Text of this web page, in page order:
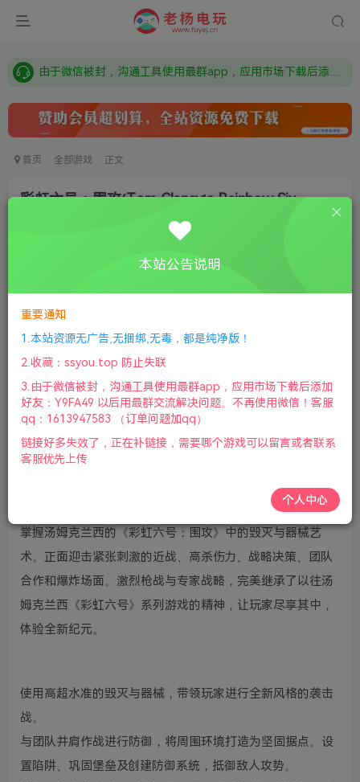
需要什么游戏请联系客服，若链接失效请联系客服，百度网盘边上的激活码也是解压密码
由于微信被封，沟通工具使用最群app，应用市场下载后添加好友：Y9FA49 以后用最群交流解决问题。不再使用微信！
首页 全部游戏 正文
彩虹六号：围攻(Tom Clancy’s Rainbow Six
①下载安装教程
库下载 ④ DX修复下载
版本介绍：v20181220版|容量126G|整合风城行动.高清材
质包|官方简体中文|支持键盘.鼠标.手柄|2022年01月02号更
新
游戏视频预览： 点击查看
掌握汤姆克兰西的《彩虹六号：围攻》中的毁灭与器械艺
术。正面迎击紧张刺激的近战、高杀伤力、战略决策、团队
合作和爆炸场面。激烈枪战与专家战略，完美继承了以往汤
姆克兰西《彩虹六号》系列游戏的精神，让玩家尽享其中，
体验全新纪元。
使用高超水准的毁灭与器械，带领玩家进行全新风格的袭击
战。
与团队并肩作战进行防御，将周围环境打造为坚固据点。设
置陷阱、巩固堡垒及创建防御系统，抵御敌人攻势。
本站公告说明
重要通知
1.本站资源无广告,无捆绑,无毒，都是纯净版！
2.收藏：ssyou.top 防止失联
3.由于微信被封，沟通工具使用最群app，应用市场下载后添加
好友：Y9FA49 以后用最群交流解决问题。不再使用微信！客服
qq：1613947583 （订单问题加qq）
链接好多失效了，正在补链接，需要哪个游戏可以留言或者联系
客服优先上传
个人中心